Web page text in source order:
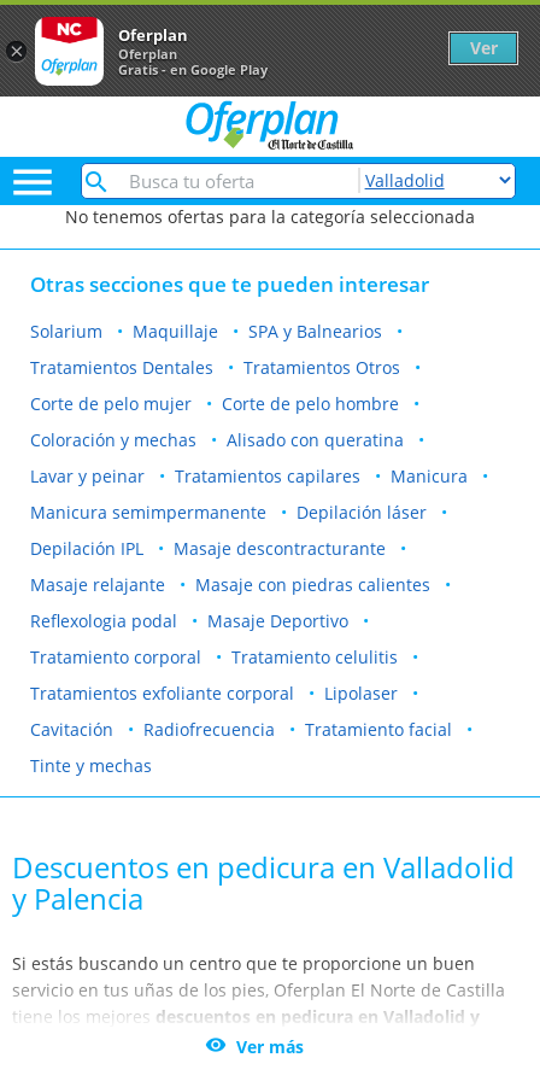

No tenemos ofertas para la categoría seleccionada
Otras secciones que te pueden interesar
Solarium Maquillaje
SPA y Balnearios
Tratamientos Dentales
Tratamientos Otros
Corte de pelo mujer
Corte de pelo hombre
Coloración y mechas
Alisado con queratina
Lavar y peinar
Tratamientos capilares
Manicura
Manicura semimpermanente
Depilación láser
Depilación IPL
Masaje descontracturante
Masaje relajante
Masaje con piedras calientes
Reflexologia podal
Masaje Deportivo
Tratamiento corporal
Tratamiento celulitis
Tratamientos exfoliante corporal
Lipolaser
Cavitación
Radiofrecuencia
Tratamiento facial
Tinte y mechas
Descuentos en pedicura en Valladolid
y Palencia
Si estás buscando un centro que te proporcione un buen
servicio en tus uñas de los pies, Oferplan El Norte de Castilla
tiene los mejores descuentos en pedicura en Valladolid y
. Permítete un capricho y dale un respiro a tu cuerpo
 Ver más
×
Oferplan
Oferplan
Gratis - en Google Play
Ver